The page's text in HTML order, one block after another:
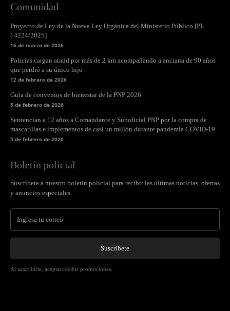
Comunidad
Proyecto de Ley de la Nueva Ley Orgánica del Ministerio Público [PL
14224/2025]
16 de marzo de 2026
Policías cargan ataúd por más de 2 km acompañando a anciana de 90 años
que perdió a su único hijo
12 de febrero de 2026
Guía de convenios de bienestar de la PNP 2026
5 de febrero de 2026
Sentencian a 12 años a Comandante y Suboficial PNP por la compra de
mascarillas e implementos de casi un millón durante pandemia COVID-19
5 de febrero de 2026
Boletín policial
Suscríbete a nuestro boletín policial para recibir las últimas noticias, ofertas
y anuncios especiales.
Suscríbete
Al suscribirte, aceptas recibir promociones.